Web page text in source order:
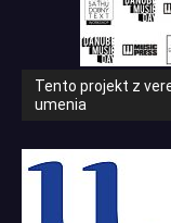
Tento projekt z
umenia